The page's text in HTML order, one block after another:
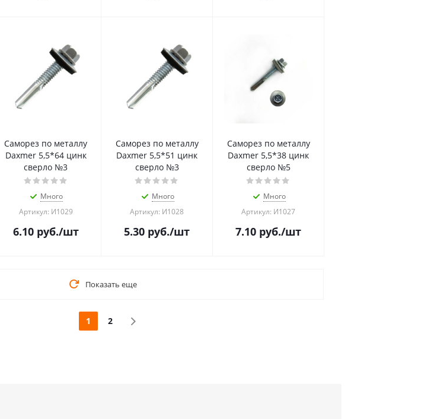
Саморез по металлу
Daxmer 5,5*64 цинк
сверло №3
Много
Артикул: И1029
6.10руб./шт
Саморез по металлу
Daxmer 5,5*51 цинк
сверло №3
Много
Артикул: И1028
5.30 руб./шт
Саморез по металлу
Daxmer 5,5*38 цинк
сверло №5
Много
Артикул: И1027
7.10 руб./шт
Показать еще
1 2